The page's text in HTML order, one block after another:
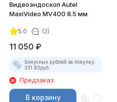
Видеоэндоскоп Autel
MaxiVideo MV400 8.5 мм
5.0 (2)
11 050 ₽
Бонусных рублей за покупку:
331.83руб.
Предзаказ
В корзину